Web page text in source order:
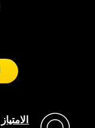
الامتياز